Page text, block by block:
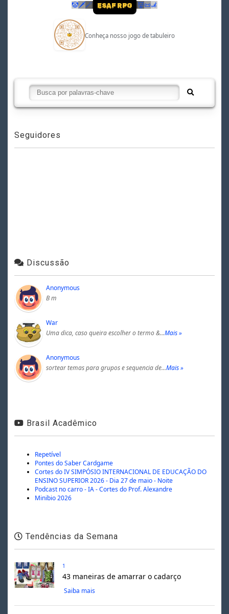
🤡 🗡🪄 ESAF RPG 👹📜🦼
Conheça nosso jogo de tabuleiro
Seguidores
Discussão
Anonymous
B m
War
Uma dica, caso queira escolher o termo &…Mais »
Anonymous
sortear temas para grupos e sequencia de…Mais »
Brasil Acadêmico
Repetível
Pontes do Saber Cardgame
Cortes do IV SIMPÓSIO INTERNACIONAL DE EDUCAÇÃO DO
ENSINO SUPERIOR 2026 - Dia 27 de maio - Noite
Podcast no carro - IA - Cortes do Prof. Alexandre
Minibio 2026
Tendências da Semana
1
43 maneiras de amarrar o cadarço
Saiba mais